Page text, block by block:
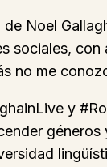
Noel
sociales,
no me
y